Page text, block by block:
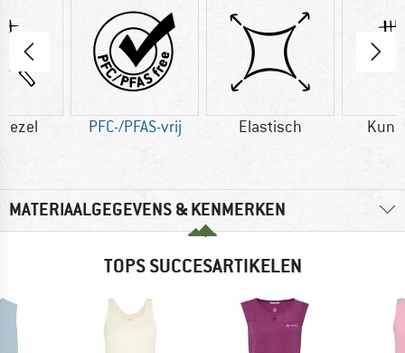
PFC-/PFAS-vrij Elastisch
MATERIAALGEGEVENS & KENMERKEN
TOPS SUCCESARTIKELEN